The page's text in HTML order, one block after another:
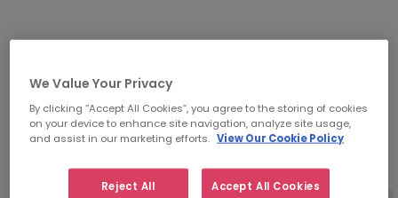
私たちのDNA：
「人」にかける時間を惜しまないこ
と。
We Value Your Privacy
By clicking “Accept All Cookies”, you agree to the storing of cookies
on your device to enhance site navigation, analyze site usage,
and assist in our marketing efforts.
View Our Cookie Policy
Reject All Accept All Cookies